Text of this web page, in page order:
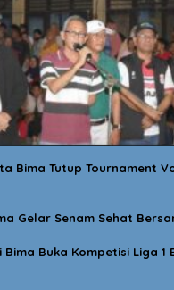
Bima Tutup Tournament
Gelar Senam Sehat
Buka Kompetisi Liga 1